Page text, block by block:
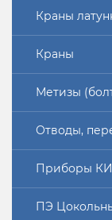
Краны
Краны
Метизы
Отводы,
Приборы
ПЭ